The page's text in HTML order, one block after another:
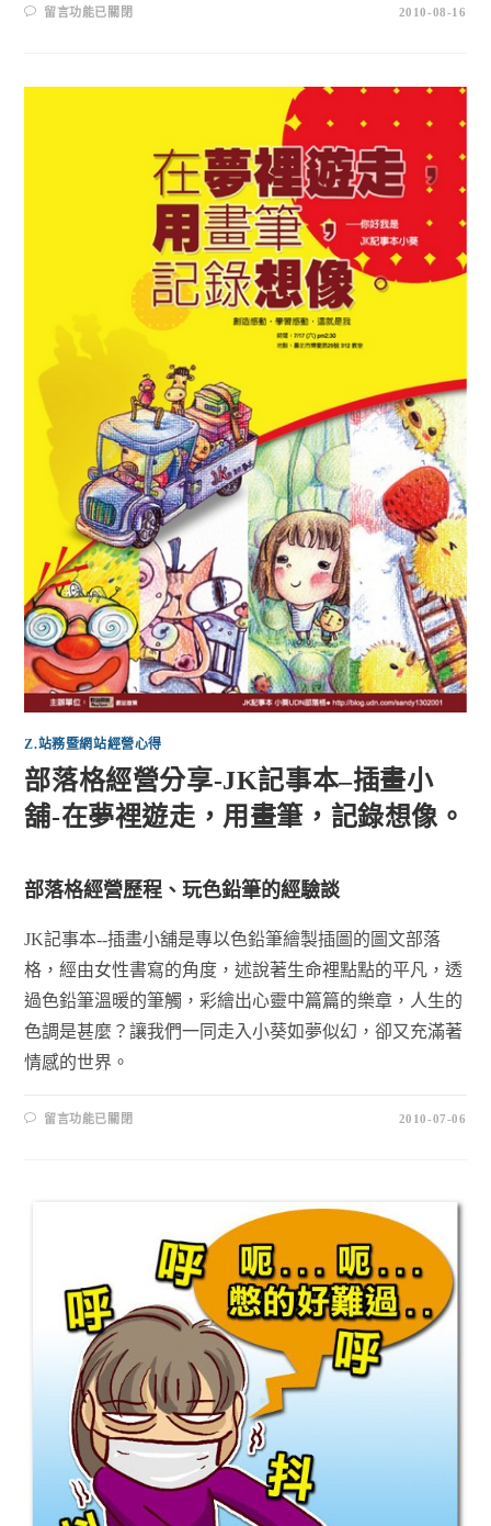
留言功能已關閉 2010-08-16
Z.站務暨網站經營心得
部落格經營分享-JK記事本–插畫小
舖-在夢裡遊走，用畫筆，記錄想像。
部落格經營歷程、玩色鉛筆的經驗談
JK記事本--插畫小舖是專以色鉛筆繪製插圖的圖文部落
格，經由女性書寫的角度，述說著生命裡點點的平凡，透
過色鉛筆溫暖的筆觸，彩繪出心靈中篇篇的樂章，人生的
色調是甚麼？讓我們一同走入小葵如夢似幻，卻又充滿著
情感的世界。
留言功能已關閉 2010-07-06